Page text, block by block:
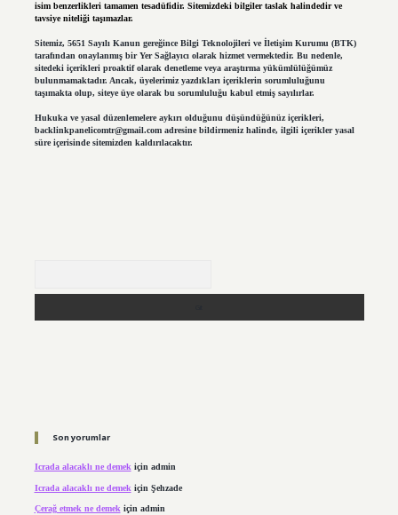
isim benzerlikleri tamamen tesadüfidir. Sitemizdeki bilgiler taslak halindedir ve
tavsiye niteliği taşımazlar.
Sitemiz, 5651 Sayılı Kanun gereğince Bilgi Teknolojileri ve İletişim Kurumu (BTK)
tarafından onaylanmış bir Yer Sağlayıcı olarak hizmet vermektedir. Bu nedenle,
sitedeki içerikleri proaktif olarak denetleme veya araştırma yükümlülüğümüz
bulunmamaktadır. Ancak, üyelerimiz yazdıkları içeriklerin sorumluluğunu
taşımakta olup, siteye üye olarak bu sorumluluğu kabul etmiş sayılırlar.
Hukuka ve yasal düzenlemelere aykırı olduğunu düşündüğünüz içerikleri,
backlinkpanelicomtr@gmail.comadresine bildirmeniz halinde, ilgili içerikler yasal
süre içerisinde sitemizden kaldırılacaktır.
Son yorumlar
Icrada alacaklı ne demek için admin
Icrada alacaklı ne demek için Şehzade
Çerağ etmek ne demekiçin admin